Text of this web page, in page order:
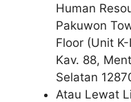
Human
Pakuwon
Floor (Unit
Kav. 88,
Selatan
Atau Lewat